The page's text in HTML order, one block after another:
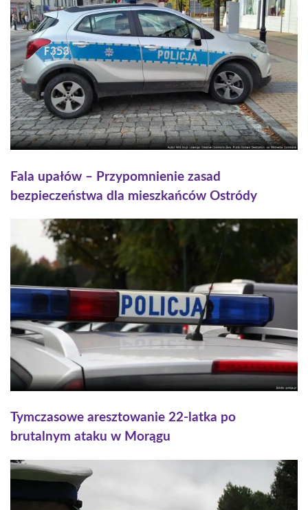
Fala upałów – Przypomnienie zasad
bezpieczeństwa dla mieszkańców Ostródy
Tymczasowe aresztowanie 22-latka po
brutalnym ataku w Morągu